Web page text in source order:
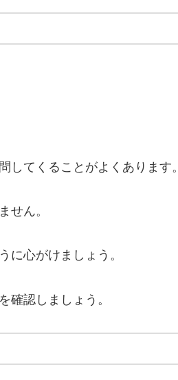
してくることがよくあります。
せん。
に心がけましょう。
確認しましょう。